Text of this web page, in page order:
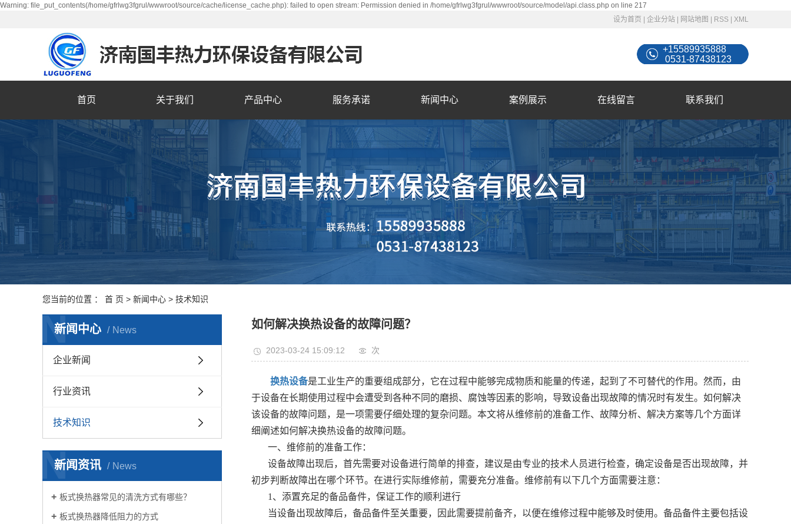
Warning: file_put_contents(/home/gfrlwg3fgrul/wwwroot/source/cache/license_cache.php): failed to open stream: Permission denied in /home/gfrlwg3fgrul/wwwroot/source/model/api.class.php on line 217
设为首页
企业分站 网站地图 RSS XML
+15589935888
0531-87438123
首页 关于我们 产品中心 服务承诺 新闻中心 案例展示 在线留言 联系我们
您当前的位置 ： 首 页 > 新闻中心 > 技术知识
新闻中心 News
N
企业新闻
行业资讯
技术知识
新闻资讯 News
N
板式换热器常见的清洗方式有哪些？
板式换热器降低阻力的方式
如何解决换热设备的故障问题？
2023-03-24 15:09:12 次
换热设备是工业生产的重要组成部分，它在过程中能够完成物质和能量的传递，起到了不可替代的作用。然而，由
于设备在长期使用过程中会遭受到各种不同的磨损、腐蚀等因素的影响，导致设备出现故障的情况时有发生。如何解决
该设备的故障问题，是一项需要仔细处理的复杂问题。本文将从维修前的准备工作、故障分析、解决方案等几个方面详
细阐述如何解决换热设备的故障问题。
一、维修前的准备工作：
设备故障出现后，首先需要对设备进行简单的排查，建议是由专业的技术人员进行检查，确定设备是否出现故障，并
初步判断故障出在哪个环节。在进行实际维修前，需要充分准备。维修前有以下几个方面需要注意：
1、添置充足的备品备件，保证工作的顺利进行
当设备出现故障后，备品备件至关重要，因此需要提前备齐，以便在维修过程中能够及时使用。备品备件主要包括设